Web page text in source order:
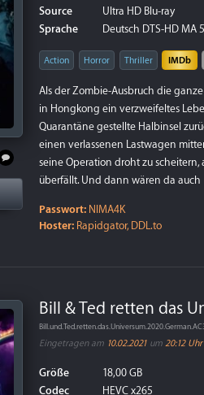
Source
Ultra HD Blu-ray
Sprache
Deutsch DTS-HD MA
Action Horror Thriller IMDb
Als der Zombie-Ausbruch die
in Hongkong ein verzweifeltes
Quarantäne gestellte Halbinsel
einen verlassenen Lastwagen
seine Operation droht zu scheitern,
überfällt. Und dann wären da
Passwort: NIMA4K
Hoster: Rapidgator, DDL.to
Bill & Ted retten das
Eingetragen am 10.02.2021 um 20:12 Uhr
Größe
18,00 GB
Codec
HEVC x265